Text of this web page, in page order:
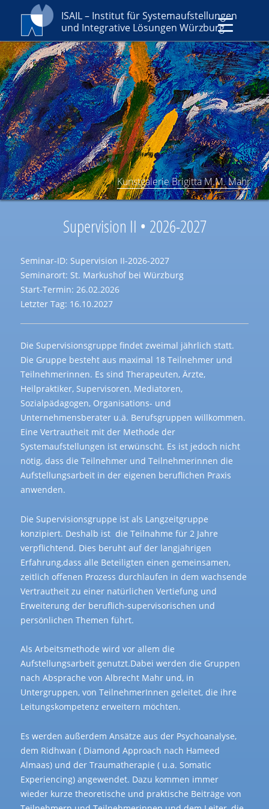
ISAIL – Institut für Systemaufstellungen
und Integrative Lösungen Würzburg
Kunstgalerie Brigitta M.M. Mahr
Supervision II • 2026-2027
Seminar-ID: Supervision II-2026-2027
Seminarort: St. Markushof bei Würzburg
Start-Termin: 26.02.2026
Letzter Tag: 16.10.2027
Die Supervisionsgruppe findet zweimal jährlich statt.
Die Gruppe besteht aus maximal 18 Teilnehmer und
Teilnehmerinnen. Es sind Therapeuten, Ärzte,
Heilpraktiker, Supervisoren, Mediatoren,
Sozialpädagogen, Organisations- und
Unternehmensberater u.ä. Berufsgruppen willkommen.
Eine Vertrautheit mit der Methode der
Systemaufstellungen ist erwünscht. Es ist jedoch nicht
nötig, dass die Teilnehmer und Teilnehmerinnen die
Aufstellungsarbeit in der eigenen beruflichen Praxis
anwenden.
Die Supervisionsgruppe ist als Langzeitgruppe
konzipiert. Deshalb ist die Teilnahme für 2 Jahre
verpflichtend. Dies beruht auf der langjährigen
Erfahrung,dass alle Beteiligten einen gemeinsamen,
zeitlich offenen Prozess durchlaufen in dem wachsende
Vertrautheit zu einer natürlichen Vertiefung und
Erweiterung der beruflich-supervisorischen und
persönlichen Themen führt.
Als Arbeitsmethode wird vor allem die
Aufstellungsarbeit genutzt.Dabei werden die Gruppen
nach Absprache von Albrecht Mahr und, in
Untergruppen, von TeilnehmerInnen geleitet, die ihre
Leitungskompetenz erweitern möchten.
Es werden außerdem Ansätze aus der Psychoanalyse,
dem Ridhwan ( Diamond Approach nach Hameed
Almaas) und der Traumatherapie ( u.a. Somatic
Experiencing) angewendet. Dazu kommen immer
wieder kurze theoretische und praktische Beiträge von